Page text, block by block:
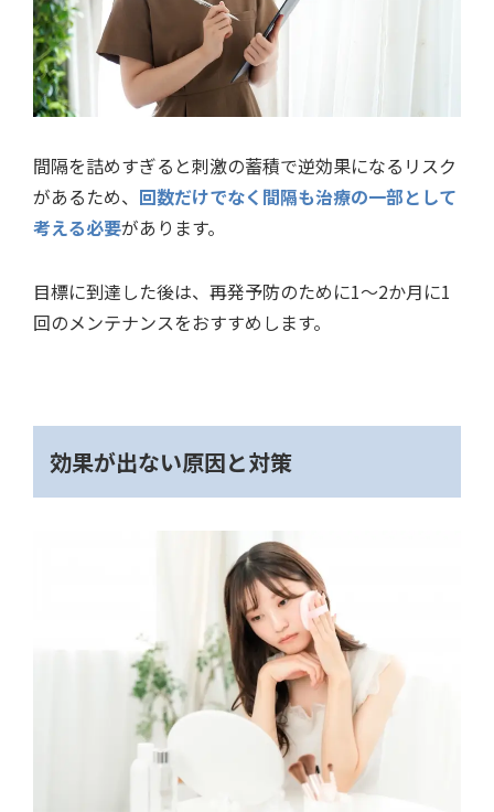
間隔を詰めすぎると刺激の蓄積で逆効果になるリスク
があるため、 回数だけでなく間隔も治療の一部として
考える必要があります。
目標に到達した後は、再発予防のために1〜2か月に1
回のメンテナンスをおすすめします。
効果が出ない原因と対策